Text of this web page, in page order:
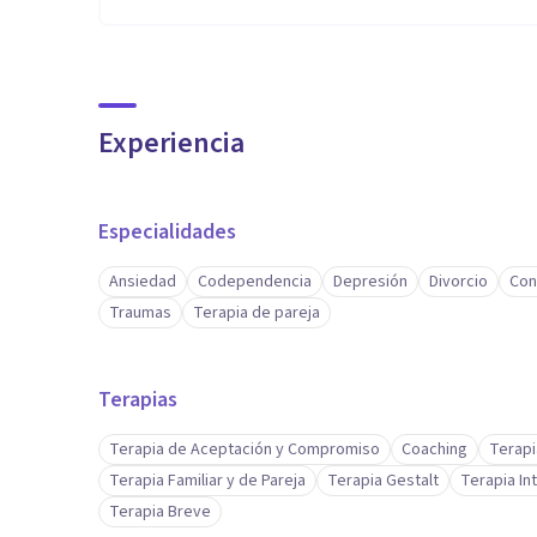
Experiencia
Especialidades
Ansiedad Codependencia Depresión Divorcio
Traumas
Terapia de pareja
Terapias
Terapia de Aceptación y Compromiso Coaching
Terapia Familiar y de Pareja
Terapia Gestalt
Terapia
Terapia Breve